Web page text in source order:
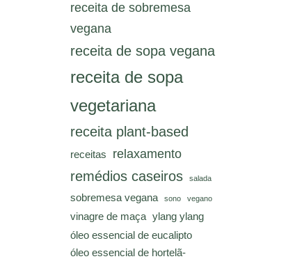
receita de sobremesa
vegana
receita de sopa vegana
receita de sopa
vegetariana
receita plant-based
receitas relaxamento
remédios caseiros salada
sobremesa vegana sono vegano
vinagre de maça ylang ylang
óleo essencial de eucalipto
óleo essencial de hortelã-